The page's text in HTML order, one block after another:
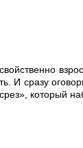
И сразу
который